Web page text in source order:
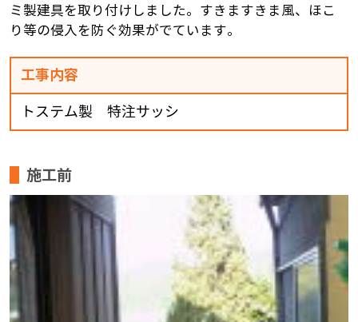
ミ製建具を取り付けしました。すきますきま風、ほこ
り等の侵入を防ぐ効果がでています。
工事内容
トステム製 特注サッシ
施工前